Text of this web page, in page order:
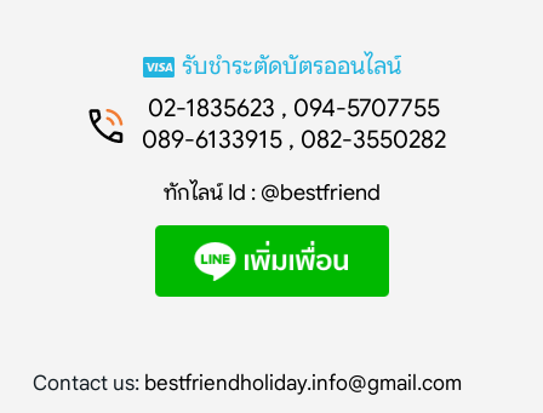
รับชำระตัดบัตรออนไลน์
02-1835623 , 094-5707755
089-6133915 , 082-3550282
ทักไลน์ Id : @bestfriend
Contact us: bestfriendholiday.info@gmail.com